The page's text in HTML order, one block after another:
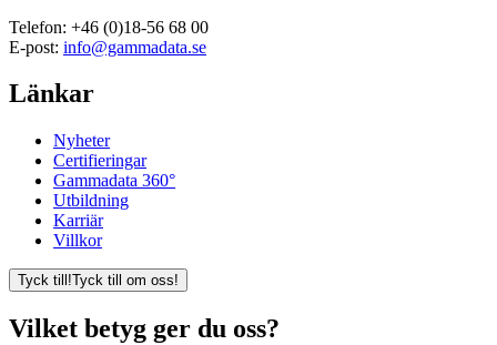
Telefon: +46 (0)18-56 68 00
E-post: info@gammadata.se
Länkar
Nyheter
Certifieringar
Gammadata 360°
Utbildning
Karriär
Villkor
Tyck till!Tyck till om oss!
Vilket betyg ger du oss?